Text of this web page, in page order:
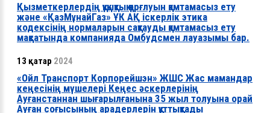
Қызметкерлердің құқықтық қорғлуын қамтамасыз ету
және «ҚазМұнайГаз» ҰК АҚ іскерлік этика
кодексінің нормаларын сақтауды қамтамасыз ету
мақсатында компанияда Омбудсмен лауазымы бар.
13 қаңтар 2024
«Ойл Транспорт Корпорейшэн» ЖШС Жас мамандар
кеңесінің мүшелері Кеңес әскерлерінің
Ауғанстаннан шығарылғанына 35 жыл толуына орай
Ауған соғысының арадерлерін құттықтады